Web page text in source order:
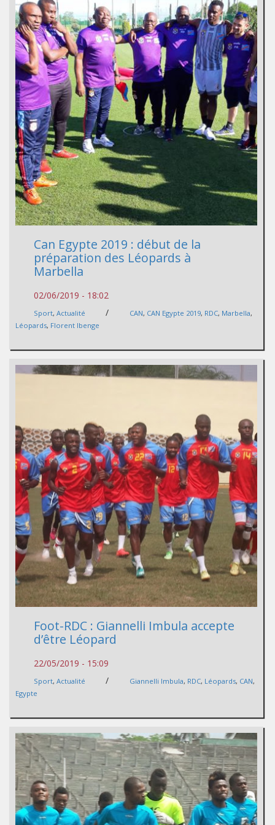
Can Egypte 2019 : début de la
préparation des Léopards à
Marbella
02/06/2019 - 18:02
Sport, Actualité / CAN, CAN Egypte 2019, RDC, Marbella,
Léopards, Florent Ibenge
Foot-RDC : Giannelli Imbula accepte
d’être Léopard
22/05/2019 - 15:09
Sport, Actualité / Giannelli Imbula, RDC, Léopards, CAN,
Egypte